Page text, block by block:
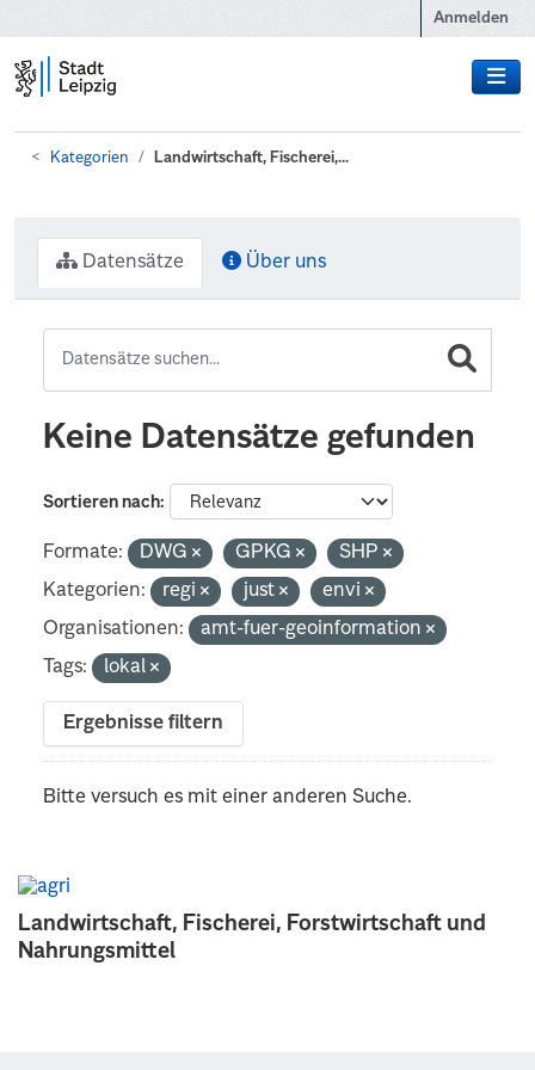
Anmelden
Kategorien Landwirtschaft, Fischerei,...
Landwirtschaft, Fischerei, Forstwirtschaft und
Nahrungsmittel
Datensätze Über uns
Keine Datensätze gefunden
Sortieren nach
Formate: DWG GPKG
SHP
Kategorien:
regi just
envi
Organisationen:
amt-fuer-geoinformation
Tags:
lokal
Ergebnisse filtern
Bitte versuch es mit einer anderen Suche.